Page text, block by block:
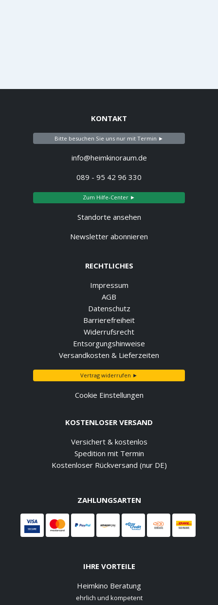
KONTAKT
Bitte besuchen Sie uns nur mit Termin ►
info@heimkinoraum.de
089 - 95 42 96 330
Zum Hilfe-Center ►
Standorte ansehen
Newsletter abonnieren
RECHTLICHES
Impressum
AGB
Datenschutz
Barrierefreiheit
Widerrufsrecht
Entsorgungshinweise
Versandkosten & Lieferzeiten
Vertrag widerrufen ►
Cookie Einstellungen
KOSTENLOSER VERSAND
Versichert & kostenlos
Spedition mit Termin
Kostenloser Rückversand (nur DE)
ZAHLUNGSARTEN
IHRE VORTEILE
Heimkino Beratung
ehrlich und kompetent